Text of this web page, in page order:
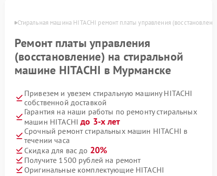
Стиральная машина HITACHI ремонт платы управления
Ремонт платы управления
(восстановление) на стиральной
машине HITACHI в Мурманске
Привезем и увезем стиральную машину HITACHI
собственной доставкой
Гарантия на наши работы по ремонту стиральных
машин HITACHIдо 3-х лет
Срочный ремонт стиральных машин HITACHI в
течении часа
Скидка для вас до 20%
Получите 1500 рублей на ремонт
Оригинальные комплектующие HITACHI